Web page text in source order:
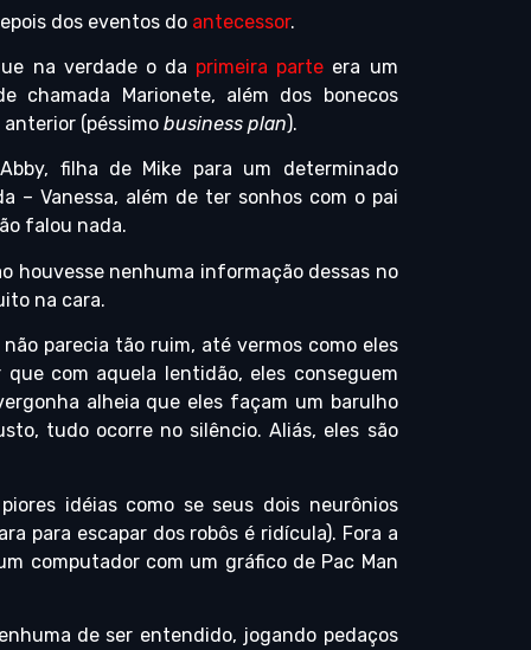
dos eventos do antecessor.
na verdade o da primeira parte era um
chamada Marionete, além dos bonecos
anterior (péssimobusiness plan).
filha de Mike para um determinado
– Vanessa, além de ter sonhos com o pai
falou nada.
houvesse nenhuma informação dessas no
na cara.
parecia tão ruim, até vermos como eles
com aquela lentidão, eles conseguem
alheia que eles façam um barulho
tudo ocorre no silêncio. Aliás, eles são
idéias como se seus dois neurônios
para escapar dos robôs é ridícula). Fora a
computador com um gráfico de Pac Man
de ser entendido, jogando pedaços